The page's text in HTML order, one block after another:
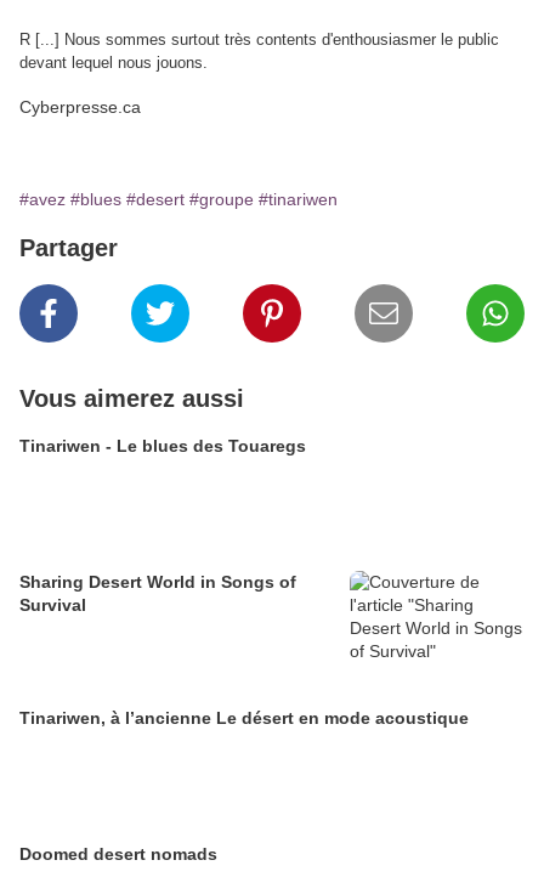
R [...] Nous sommes surtout très contents d'enthousiasmer le public
devant lequel nous jouons.
Cyberpresse.ca
#avez #blues #desert #groupe #tinariwen
Partager
Vous aimerez aussi
Tinariwen - Le blues des Touaregs
Sharing Desert World in Songs of
Survival
Tinariwen, à l’ancienne Le désert en mode acoustique
Doomed desert nomads